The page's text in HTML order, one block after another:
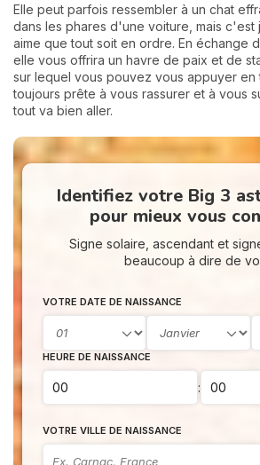
Elle peut parfois ressembler à un chat
dans les phares d'une voiture, mais
aime que tout soit en ordre. En échange
elle vous offrira un havre de paix et de
sur lequel vous pouvez vous appuyer en
toujours prête à vous rassurer et à vous
tout va bien aller.
Identifiez votre Big 3
pour mieux vous
Signe solaire, ascendant et
beaucoup à dire de
VOTRE DATE DE NAISSANCE
HEURE DE NAISSANCE
:
VOTRE VILLE DE NAISSANCE